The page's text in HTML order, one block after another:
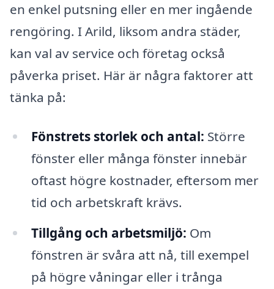
en enkel putsning eller en mer ingående
rengöring. I Arild, liksom andra städer,
kan val av service och företag också
påverka priset. Här är några faktorer att
tänka på:
Fönstrets storlek och antal: Större
fönster eller många fönster innebär
oftast högre kostnader, eftersom mer
tid och arbetskraft krävs.
Tillgång och arbetsmiljö: Om
fönstren är svåra att nå, till exempel
på högre våningar eller i trånga